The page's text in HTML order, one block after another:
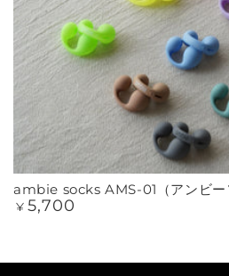
ambie socks AMS-01（アンビー
定
¥ 5,700